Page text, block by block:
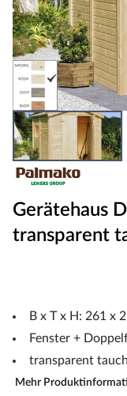
Gerätehaus
transparent
B x T x H: 261 x
Fenster +
transparent
Mehr